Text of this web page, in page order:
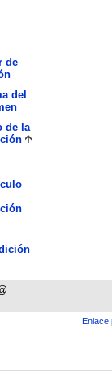
de
del
de la
Enlace